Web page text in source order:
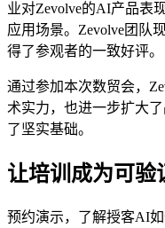
业对Zevolve的AI产品表
应用场景。Zevolve团队
得了参观者的一致好评。
通过参加本次数贸会，
术实力，也进一步扩大
了坚实基础。
让培训成为可验
预约演示，了解授客AI